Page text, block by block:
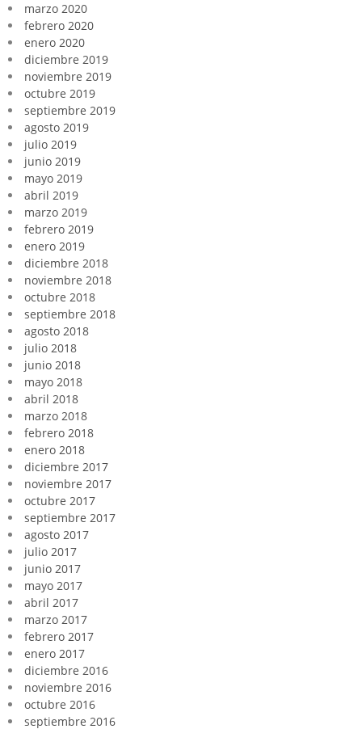
marzo 2020
febrero 2020
enero 2020
diciembre 2019
noviembre 2019
octubre 2019
septiembre 2019
agosto 2019
julio 2019
junio 2019
mayo 2019
abril 2019
marzo 2019
febrero 2019
enero 2019
diciembre 2018
noviembre 2018
octubre 2018
septiembre 2018
agosto 2018
julio 2018
junio 2018
mayo 2018
abril 2018
marzo 2018
febrero 2018
enero 2018
diciembre 2017
noviembre 2017
octubre 2017
septiembre 2017
agosto 2017
julio 2017
junio 2017
mayo 2017
abril 2017
marzo 2017
febrero 2017
enero 2017
diciembre 2016
noviembre 2016
octubre 2016
septiembre 2016